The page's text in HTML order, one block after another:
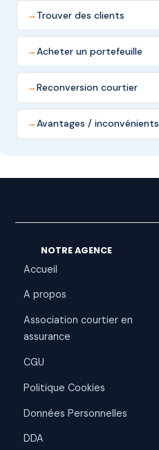
Trouver des clients
Acheter un portefeuille
Reconversion courtier
Avantages / inconvénients
NOTRE AGENCE
Accueil
A propos
Association courtier en
assurance
CGU
Politique Cookies
Données Personnelles
DDA